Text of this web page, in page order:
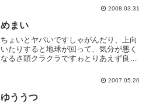
う人を追いかけていたことが日記から判
という気分です。最近は噛...
2008.03.31
めまい
ちょいとヤバいですしゃがんだり、上向
いたりすると地球が回って、気分が悪く
なるさ頭クラクラですゎとりあえず良く
2007.05.20
ゆううつ